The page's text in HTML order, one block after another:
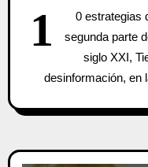
1
0 estrategias
segunda parte
siglo XXI,
desinformación, en